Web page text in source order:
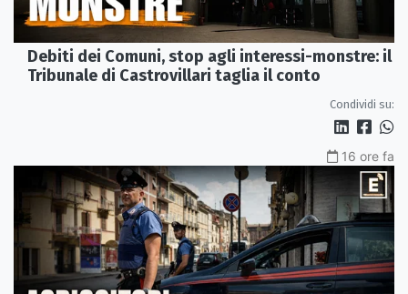
Debiti dei Comuni, stop agli interessi-monstre: il
Tribunale di Castrovillari taglia il conto
Condividi su:
16 ore fa